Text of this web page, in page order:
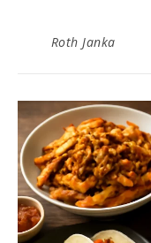
Roth Janka